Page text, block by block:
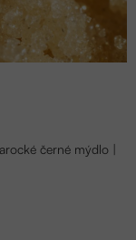
černé mýdlo |